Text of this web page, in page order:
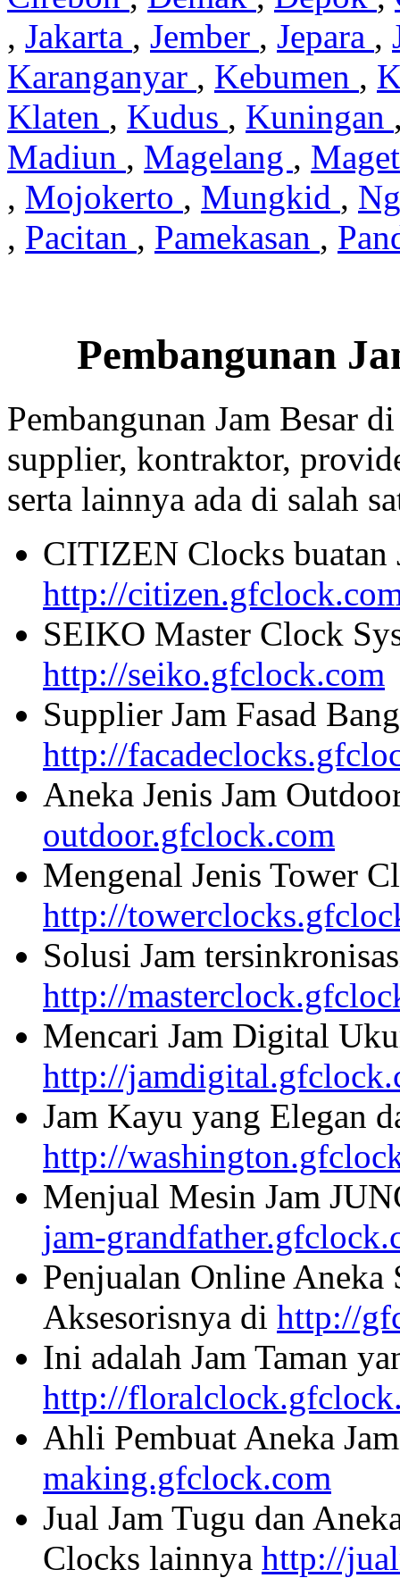
, Jakarta , Jember , Jepara ,
Karanganyar , Kebumen ,
Klaten , Kudus , Kuningan
Madiun , Magelang ,
, Mojokerto , Mungkid ,
, Pacitan , Pamekasan ,
Pembangunan
Pembangunan Jam Besar
supplier, kontraktor,
serta lainnya ada di salah
CITIZEN Clocks buatan
http://
SEIKO Master Clock
http://seiko.gfclock.com
Supplier Jam Fasad
http://
Aneka Jenis Jam
outdoor.gfclock.com
Mengenal Jenis Tower
http://
Solusi Jam
http://
Mencari Jam Digital
http://
Jam Kayu yang Elegan
http://
Menjual Mesin Jam
jam-
Penjualan Online Aneka
Aksesorisnya di http://
Ini adalah Jam Taman
http://
Ahli Pembuat Aneka
making.gfclock.com
Jual Jam Tugu dan
Clocks lainnya http://